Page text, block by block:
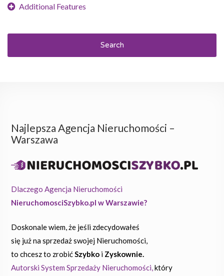
Search
Najlepsza Agencja Nieruchomości –
Warszawa
Dlaczego Agencja Nieruchomości
NieruchomosciSzybko.pl w Warszawie?
Doskonale wiem, że jeśli zdecydowałeś
się już na sprzedaż swojej Nieruchomości,
to chcesz to zrobićSzybko i Zyskownie.
Autorski System Sprzedaży Nieruchomości,który